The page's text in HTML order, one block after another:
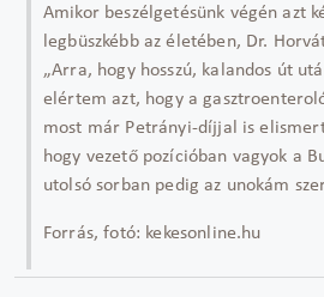
Amikor beszélgetésünk végén azt
legbüszkébb az életében, Dr.
„Arra, hogy hosszú, kalandos út
elértem azt, hogy a
most már Petrányi-díjjal is
hogy vezető pozícióban vagyok a
utolsó sorban pedig az unokám
Forrás, fotó: kekesonline.hu